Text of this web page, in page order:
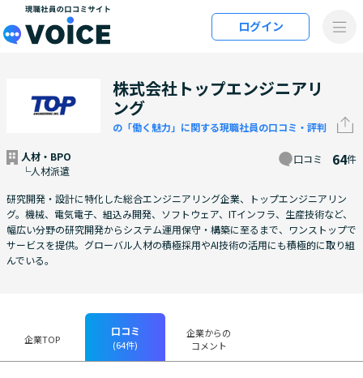
メインコンテンツにスキップ
ログイン
株式会社トップエンジニアリ
ング
の「働く魅力」に関する現職社員の口コミ・評判
人材・BPO
└人材派遣
口コミ 64件
研究開発・設計に特化した総合エンジニアリング企業、トップエンジニアリン
グ。機械、電気電子、組込み開発、ソフトウェア、ITインフラ、生産技術など、
幅広い分野の研究開発からシステム運用保守・構築に至るまで、ワンストップで
サービスを提供。グローバル人材の積極採用やAI技術の活用にも積極的に取り組
んでいる。
企業TOP
口コミ
(64件)
企業からの
コメント